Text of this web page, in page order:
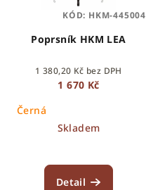
Poprsník HKM LEA
1 380,20 Kč bez DPH
1 670 Kč
Černá
Skladem
Detail
KÓD: HKM-445004